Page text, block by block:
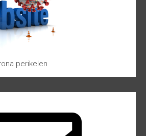
perikelen